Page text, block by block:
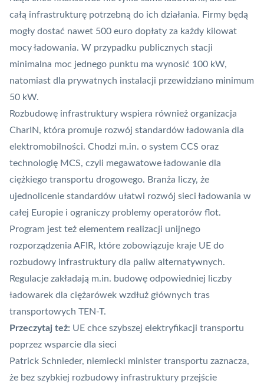
całą infrastrukturę potrzebną do ich działania. Firmy będą
mogły dostać nawet 500 euro dopłaty za każdy kilowat
mocy ładowania. W przypadku publicznych stacji
minimalna moc jednego punktu ma wynosić 100 kW,
natomiast dla prywatnych instalacji przewidziano minimum
50 kW.
Rozbudowę infrastruktury wspiera również organizacja
CharIN, która promuje rozwój standardów ładowania dla
elektromobilności. Chodzi m.in. o system CCS oraz
technologię MCS, czyli megawatowe ładowanie dla
ciężkiego transportu drogowego. Branża liczy, że
ujednolicenie standardów ułatwi rozwój sieci ładowania w
całej Europie i ograniczy problemy operatorów flot.
Program jest też elementem realizacji unijnego
rozporządzenia AFIR, które zobowiązuje kraje UE do
rozbudowy infrastruktury dla paliw alternatywnych.
Regulacje zakładają m.in. budowę odpowiedniej liczby
ładowarek dla ciężarówek wzdłuż głównych tras
transportowych TEN-T.
Przeczytaj też: UE chce szybszej elektryfikacji transportu
poprzez wsparcie dla sieci
Patrick Schnieder, niemiecki minister transportu zaznacza,
że bez szybkiej rozbudowy infrastruktury przejście